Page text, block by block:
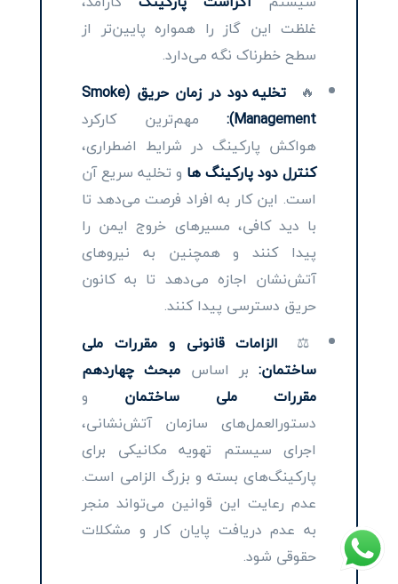
غلظت این گاز را همواره پایین‌تر از
سطح خطرناک نگه می‌دارد.
🔥
تخلیه دود در زمان حریق (Smoke
Management):
مهم‌ترین کارکرد
هواکش پارکینگ در شرایط اضطراری،
کنترل دود پارکینگ ها و تخلیه سریع آن
است. این کار به افراد فرصت می‌دهد تا
با دید کافی، مسیرهای خروج ایمن را
پیدا کنند و همچنین به نیروهای
آتش‌نشان اجازه می‌دهد تا به کانون
حریق دسترسی پیدا کنند.
⚖️
الزامات قانونی و مقررات ملی
ساختمان: بر اساس مبحث چهاردهم
مقررات ملی ساختمان و
دستورالعمل‌های سازمان آتش‌نشانی،
اجرای سیستم تهویه مکانیکی برای
پارکینگ‌های بسته و بزرگ الزامی است.
عدم رعایت این قوانین می‌تواند منجر
به عدم دریافت پایان کار و مشکلات
حقوقی شود.